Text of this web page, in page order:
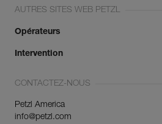
AUTRES SITES WEB PETZL
Opérateurs
Intervention
CONTACTEZ-NOUS
Petzl America
info@petzl.com